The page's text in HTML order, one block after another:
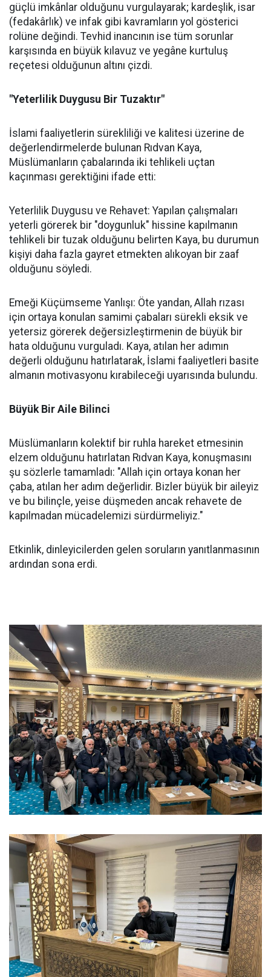
güçlü imkânlar olduğunu vurgulayarak; kardeşlik, isar
(fedakârlık) ve infak gibi kavramların yol gösterici
rolüne değindi. Tevhid inancının ise tüm sorunlar
karşısında en büyük kılavuz ve yegâne kurtuluş
reçetesi olduğunun altını çizdi.
"Yeterlilik Duygusu Bir Tuzaktır"
İslami faaliyetlerin sürekliliği ve kalitesi üzerine de
değerlendirmelerde bulunan Rıdvan Kaya,
Müslümanların çabalarında iki tehlikeli uçtan
kaçınması gerektiğini ifade etti:
Yeterlilik Duygusu ve Rehavet: Yapılan çalışmaları
yeterli görerek bir "doygunluk" hissine kapılmanın
tehlikeli bir tuzak olduğunu belirten Kaya, bu durumun
kişiyi daha fazla gayret etmekten alıkoyan bir zaaf
olduğunu söyledi.
Emeği Küçümseme Yanlışı: Öte yandan, Allah rızası
için ortaya konulan samimi çabaları sürekli eksik ve
yetersiz görerek değersizleştirmenin de büyük bir
hata olduğunu vurguladı. Kaya, atılan her adımın
değerli olduğunu hatırlatarak, İslami faaliyetleri basite
almanın motivasyonu kırabileceği uyarısında bulundu.
Büyük Bir Aile Bilinci
Müslümanların kolektif bir ruhla hareket etmesinin
elzem olduğunu hatırlatan Rıdvan Kaya, konuşmasını
şu sözlerle tamamladı: "Allah için ortaya konan her
çaba, atılan her adım değerlidir. Bizler büyük bir aileyiz
ve bu bilinçle, yeise düşmeden ancak rehavete de
kapılmadan mücadelemizi sürdürmeliyiz."
Etkinlik, dinleyicilerden gelen soruların yanıtlanmasının
ardından sona erdi.